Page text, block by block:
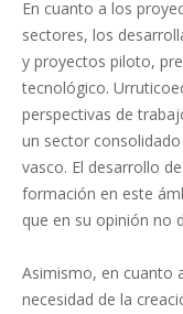
En cuanto a los
sectores, los
y proyectos piloto,
tecnológico.
perspectivas de
un sector
vasco. El desarrollo
formación en este
que en su opinión no
Asimismo, en cuanto
necesidad de la